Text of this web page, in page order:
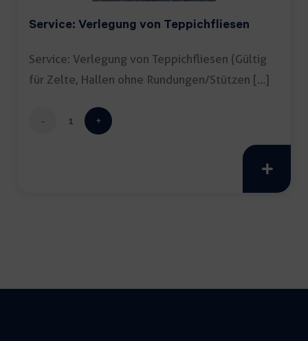
Service: Verlegung von Teppichfliesen
Service: Verlegung von Teppichfliesen (Gültig
für Zelte, Hallen ohne Rundungen/Stützen […]
Service: